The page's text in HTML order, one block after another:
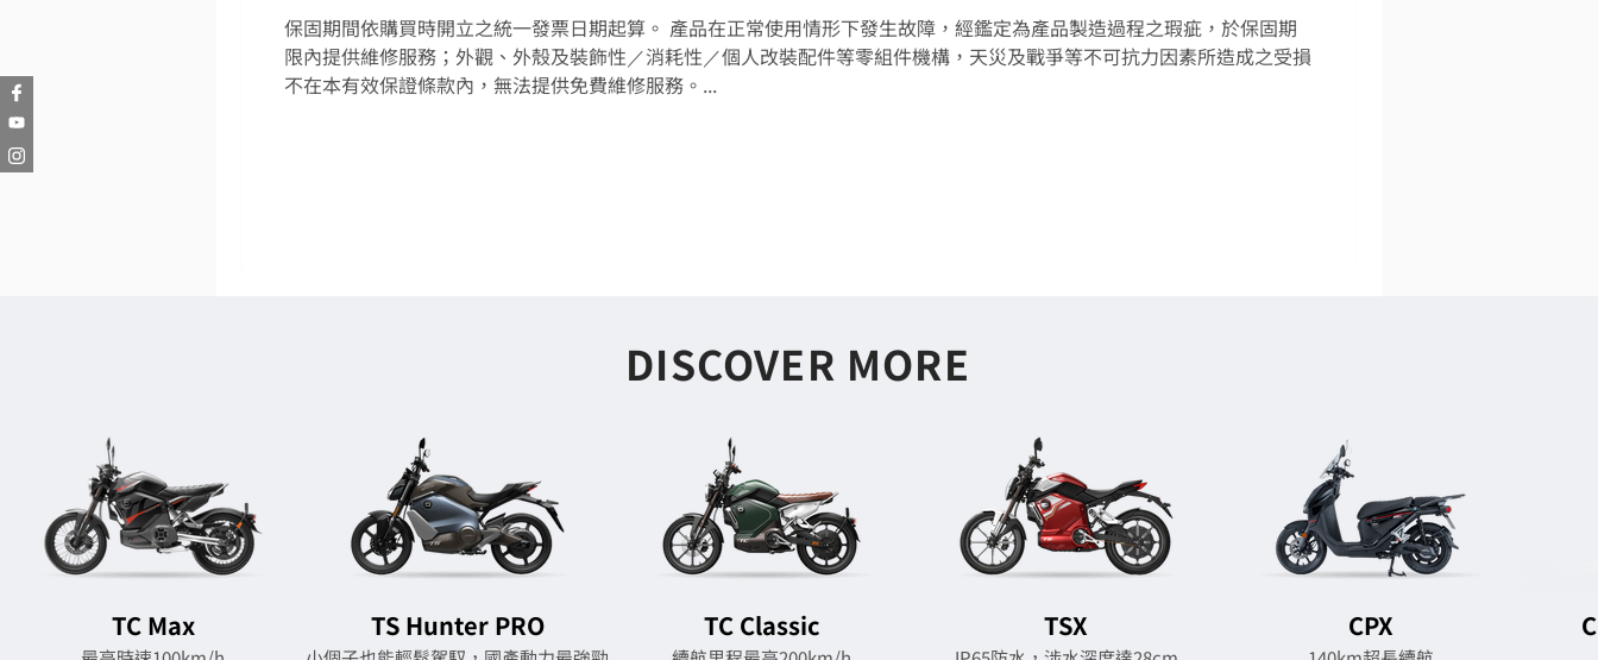
保固期間依購買時開立之統一發票日期起算。 產品在正常使用情形下發生故障，經鑑定為產品製造過程之瑕疵，於保固期
限內提供維修服務；外觀、外殼及裝飾性／消耗性／個人改裝配件等零組件機構，天災及戰爭等不可抗力因素所造成之受損
不在本有效保證條款內，無法提供免費維修服務。...
DISCOVER MORE
TC Max TS Hunter PRO TC Classic TSX CPX